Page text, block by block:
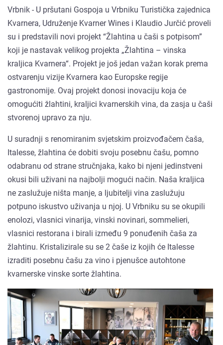
Vrbnik - U pršutani Gospoja u Vrbniku Turistička zajednica
Kvarnera, Udruženje Kvarner Wines i Klaudio Jurčić proveli
su i predstavili novi projekt “Žlahtina u čaši s potpisom”
koji je nastavak velikog projekta „Žlahtina – vinska
kraljica Kvarnera“. Projekt je još jedan važan korak prema
ostvarenju vizije Kvarnera kao Europske regije
gastronomije. Ovaj projekt donosi inovaciju koja će
omogućiti žlahtini, kraljici kvarnerskih vina, da zasja u čaši
stvorenoj upravo za nju.
U suradnji s renomiranim svjetskim proizvođačem čaša,
Italesse, žlahtina će dobiti svoju posebnu čašu, pomno
odabranu od strane stručnjaka, kako bi njeni jedinstveni
okusi bili uživani na najbolji mogući način. Naša kraljica
ne zaslužuje ništa manje, a ljubitelji vina zaslužuju
potpuno iskustvo uživanja u njoj. U Vrbniku su se okupili
enolozi, vlasnici vinarija, vinski novinari, sommelieri,
vlasnici restorana i birali između 9 ponuđenih čaša za
žlahtinu. Kristalizirale su se 2 čaše iz kojih će Italesse
izraditi posebnu čašu za vino i pjenušce autohtone
kvarnerske vinske sorte žlahtina.